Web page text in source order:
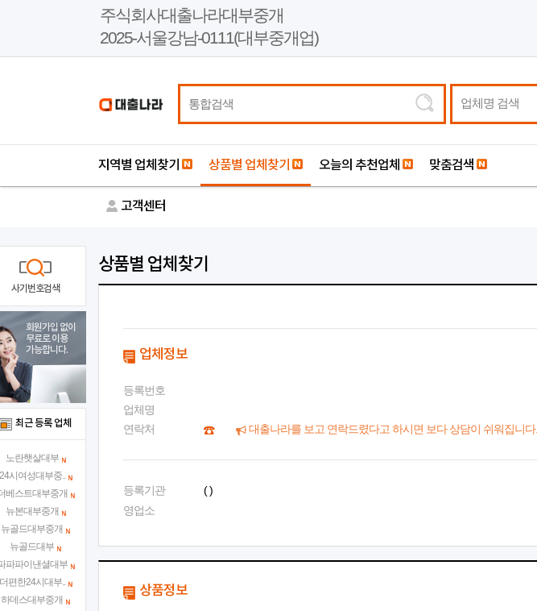
주식회사대출나라대부중개
2025-서울강남-0111(대부중개업)
업체명 검색
지역별 업체찾기 상품별 업체찾기 오늘의 추천업체 맞춤검색
고객센터
상품별 업체찾기
업체정보
등록번호
업체명
연락처
대출나라를 보고 연락드렸다고 하시면 보다 상담이 쉬워집니다.
등록기관
( )
영업소
상품정보
사기번호검색
회원가입 없이
무료로 이용
가능합니다.
최근 등록 업체
노란햇살대부
시여성대부중..
베스트대부중개
뉴본대부중개
뉴골드대부중개
뉴골드대부
파파이낸셜대부
편한24시대부..
하데스대부중개